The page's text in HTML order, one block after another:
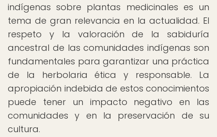
indígenas sobre plantas medicinales es un
tema de gran relevancia en la actualidad. El
respeto y la valoración de la sabiduría
ancestral de las comunidades indígenas son
fundamentales para garantizar una práctica
de la herbolaria ética y responsable. La
apropiación indebida de estos conocimientos
puede tener un impacto negativo en las
comunidades y en la preservación de su
cultura.